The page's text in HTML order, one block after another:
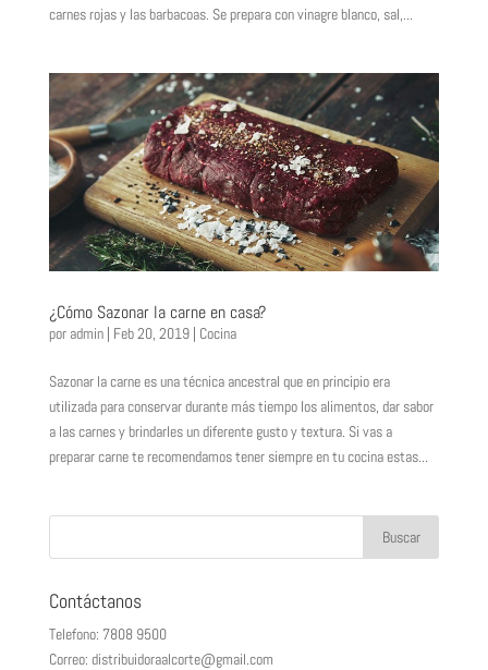
carnes rojas y las barbacoas. Se prepara con vinagre blanco, sal,...
¿Cómo Sazonar la carne en casa?
por admin| Feb 20, 2019| Cocina
Sazonar la carne es una técnica ancestral que en principio era
utilizada para conservar durante más tiempo los alimentos, dar sabor
a las carnes y brindarles un diferente gusto y textura. Si vas a
preparar carne te recomendamos tener siempre en tu cocina estas...
Contáctanos
Telefono: 7808 9500
Correo: distribuidoraalcorte@gmail.com